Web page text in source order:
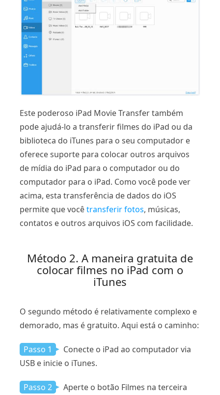
Este poderoso iPad Movie Transfer também
pode ajudá-lo a transferir filmes do iPad ou da
biblioteca do iTunes para o seu computador e
oferece suporte para colocar outros arquivos
de mídia do iPad para o computador ou do
computador para o iPad. Como você pode ver
acima, esta transferência de dados do iOS
permite que vocêtransferir fotos, músicas,
contatos e outros arquivos iOS com facilidade.
Método 2. A maneira gratuita de
colocar filmes no iPad com o
iTunes
O segundo método é relativamente complexo e
demorado, mas é gratuito. Aqui está o caminho:
Passo 1
Conecte o iPad ao computador via
USB e inicie o iTunes.
Passo 2
Aperte o botão Filmes na terceira